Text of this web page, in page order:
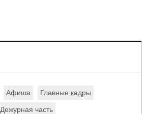
Афиша Главные кадры
Дежурная часть